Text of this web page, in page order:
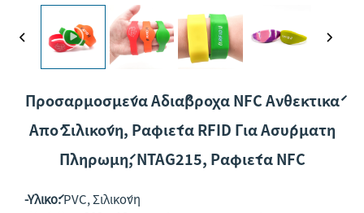
Προσαρμοσμένα Αδιάβροχα NFC Ανθεκτικά
Από Σιλικόνη, Ραφιέτα RFID Για Ασύρματη
Πληρωμή, NTAG215, Ραφιέτα NFC
-Υλικό:PVC, Σιλικόνη